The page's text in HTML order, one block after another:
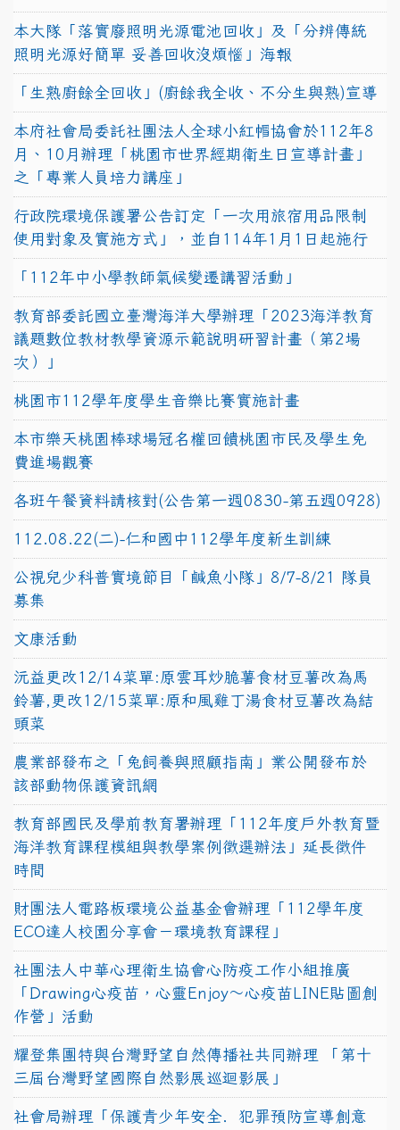
本大隊「落實廢照明光源電池回收」及「分辨傳統
照明光源好簡單 妥善回收沒煩惱」海報
「生熟廚餘全回收」(廚餘我全收、不分生與熟)宣導
本府社會局委託社團法人全球小紅帽協會於112年8
月、10月辦理「桃園市世界經期衛生日宣導計畫」
之「專業人員培力講座」
行政院環境保護署公告訂定「一次用旅宿用品限制
使用對象及實施方式」，並自114年1月1日起施行
「112年中小學教師氣候變遷講習活動」
教育部委託國立臺灣海洋大學辦理「2023海洋教育
議題數位教材教學資源示範說明研習計畫（第2場
次）」
桃園市112學年度學生音樂比賽實施計畫
本市樂天桃園棒球場冠名權回饋桃園市民及學生免
費進場觀賽
各班午餐資料請核對(公告第一週0830-第五週0928)
112.08.22(二)-仁和國中112學年度新生訓練
公視兒少科普實境節目「鹹魚小隊」8/7-8/21 隊員
募集
文康活動
沅益更改12/14菜單:原雲耳炒脆薯食材豆薯改為馬
鈴薯,更改12/15菜單:原和風雞丁湯食材豆薯改為結
頭菜
農業部發布之「兔飼養與照顧指南」業公開發布於
該部動物保護資訊網
教育部國民及學前教育署辦理「112年度戶外教育暨
海洋教育課程模組與教學案例徵選辦法」延長徵件
時間
財團法人電路板環境公益基金會辦理「112學年度
ECO達人校園分享會－環境教育課程」
社團法人中華心理衛生協會心防疫工作小組推廣
「Drawing心疫苗，心靈Enjoy〜心疫苗LINE貼圖創
作營」活動
耀登集團特與台灣野望自然傳播社共同辦理 「第十
三屆台灣野望國際自然影展巡迴影展」
社會局辦理「保護青少年安全．犯罪預防宣導創意